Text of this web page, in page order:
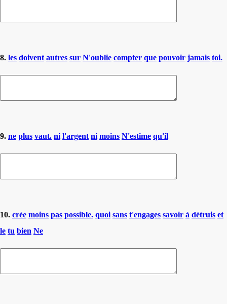
8. les doivent autres sur N'oublie compter que pouvoir jamais toi.
9. ne plus vaut. ni l'argent ni moins N'estime qu'il
10. crée moins pas possible. quoi sans t'engages savoir à détruis et
le tu bien Ne